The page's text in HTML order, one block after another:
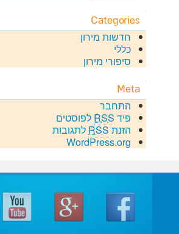
Categories
חדשות מירון
כללי
סיפורי מירון
Meta
התחבר
פיד RSS לפוסטים
הזנתRSS לתגובות
WordPress.org